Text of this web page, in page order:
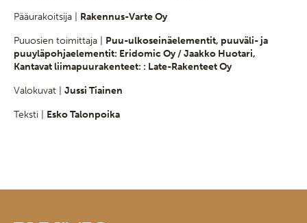
Pääurakoitsija | Rakennus-Varte Oy
Puuosien toimittaja | Puu-ulkoseinäelementit, puuväli- ja
puuyläpohjaelementit: Eridomic Oy / Jaakko Huotari,
Kantavat liimapuurakenteet: : Late-Rakenteet Oy
Valokuvat | Jussi Tiainen
Teksti | Esko Talonpoika